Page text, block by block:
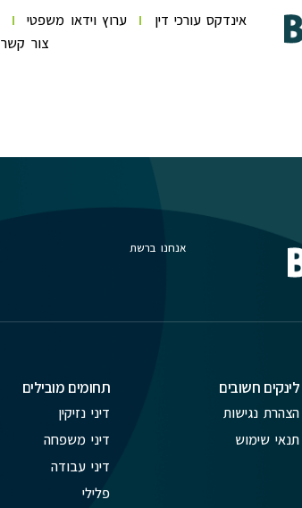
אינדקס עורכי דין ערוץ וידאו משפטי
צור קשר
אנחנו ברשת
לינקים חשובים
הצהרת נגישות
תנאי שימוש
תחומים מובילים
דיני נזיקין
דיני משפחה
דיני עבודה
פלילי